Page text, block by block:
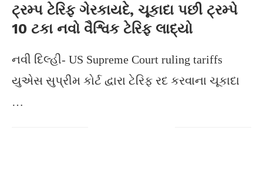
ટ્રમ્પ ટેરિફ ગેરકાયદે, ચૂકાદા પછી ટ્રમ્પે
10 ટકા નવો વૈશ્વિક ટેરિફ લાદ્યો
નવી દિલ્હી- US Supreme Court ruling tariffs
યુએસ સુપ્રીમ કોર્ટ દ્વારા ટેરિફ રદ કરવાના ચૂકાદા
…